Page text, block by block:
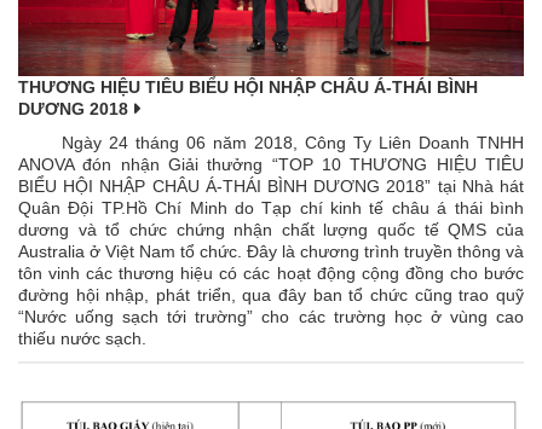
THƯƠNG HIỆU TIÊU BIỂU HỘI NHẬP CHÂU Á-THÁI BÌNH
DƯƠNG 2018
Ngày 24 tháng 06 năm 2018, Công Ty Liên Doanh TNHH
ANOVA đón nhận Giải thưởng “TOP 10 THƯƠNG HIỆU TIÊU
BIỂU HỘI NHẬP CHÂU Á-THÁI BÌNH DƯƠNG 2018” tại Nhà hát
Quân Đội TP.Hồ Chí Minh do Tạp chí kinh tế châu á thái bình
dương và tổ chức chứng nhận chất lượng quốc tế QMS của
Australia ở Việt Nam tổ chức. Đây là chương trình truyền thông và
tôn vinh các thương hiệu có các hoạt động cộng đồng cho bước
đường hội nhập, phát triển, qua đây ban tổ chức cũng trao quỹ
“Nước uống sạch tới trường” cho các trường học ở vùng cao
thiếu nước sạch.